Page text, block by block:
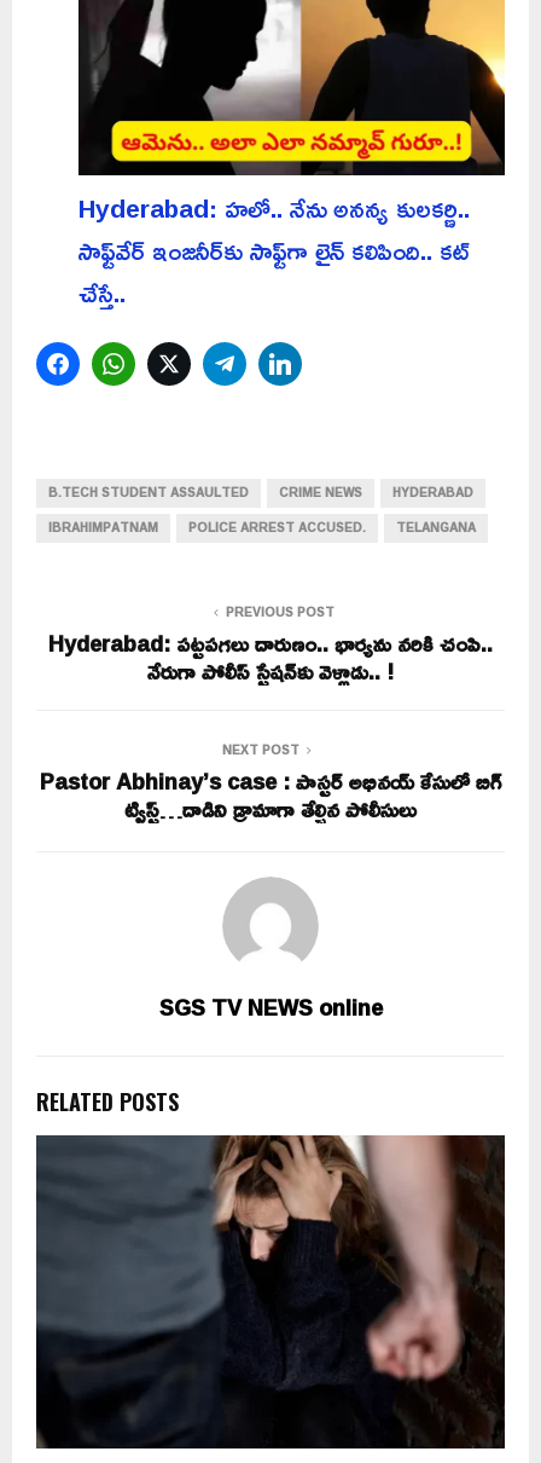
Hyderabad: హలో.. నేను అనన్య కులకర్ణి..
సాఫ్ట్‌వేర్ ఇంజనీర్‌కు సాఫ్ట్‌గా లైన్ కలిపింది.. కట్
చేస్తే..
FacebookWhatsAppTwitterTelegram
B.TECH STUDENT ASSAULTED CRIME NEWS
HYDERABAD
IBRAHIMPATNAM
POLICE ARREST ACCUSED. TELANGANA
PREVIOUS POST
Hyderabad: పట్టపగలు దారుణం.. భార్యను నరికి చంపి..
నేరుగా పోలీస్ స్టేషన్‌కు వెళ్లాడు.. !
NEXT POST
Pastor Abhinay’s case : పాస్టర్‌ అభినయ్ కేసులో బిగ్
ట్విస్ట్…దాడిని డ్రామాగా తేల్చిన పోలీసులు
SGS TV NEWS online
RELATED POSTS